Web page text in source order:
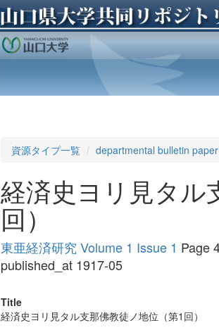
資源タイプ一覧 departmental bulletin paper
経済史ヨリ見タル
回）
東亜経済研究 Volume 1 Issue 1 Page
published_at 1917-05
Title
経済史ヨリ見タル支那佛教徒ノ地位（第1回）